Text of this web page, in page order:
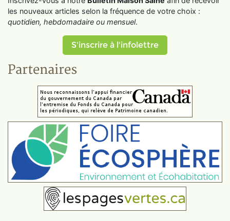
les nouveaux articles selon la fréquence de votre choix :
quotidien, hebdomadaire ou mensuel.
S'inscrire à l'infolettre
Partenaires